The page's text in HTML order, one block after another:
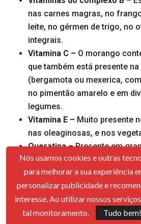
nas carnes magras, no
leite, no gérmen de trigo, no
integrais.
Vitamina C – O morango
que também está presente
(bergamota ou mexerica,
no pimentão amarelo e em
legumes.
Vitamina E – Muito presente
nas oleaginosas, e nos
Queratina –Presente em
ovos e nas carnes brancas,
Zinco –As carnes magras,
o amaranto, contém muito
Biotina –A biotina é uma
encontrada em grande
Nós usamos cookies e outras
para melhorar a sua experiência
personalizar publicidade e
interesse. Ao utilizar nossos
tal monitoramento.
Tudo bem!